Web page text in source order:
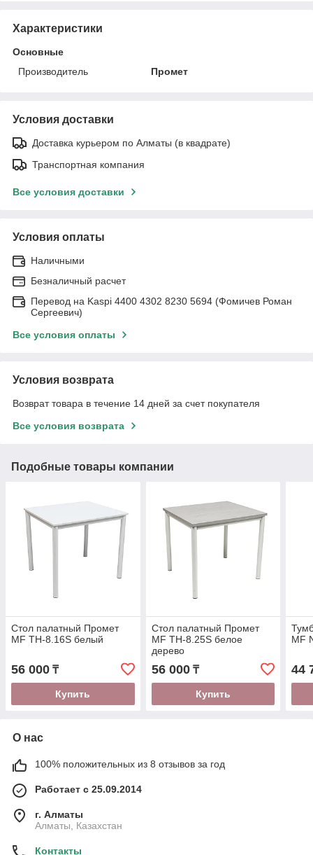
Характеристики
Основные
Производитель
Промет
Условия доставки
Доставка курьером по Алматы (в квадрате)
Транспортная компания
Все условия доставки
Условия оплаты
Наличными
Безналичный расчет
Перевод на Kaspi 4400 4302 8230 5694 (Фомичев Роман
Сергеевич)
Все условия оплаты
Условия возврата
Возврат товара в течение 14 дней за счет покупателя
Все условия возврата
Подобные товары компании
Стол палатный Промет
MF TH-8.16S белый
56 000 ₸
Купить
Стол палатный Промет
MF TH-8.25S белое
дерево
56 000₸
Купить
MF
44
О нас
100% положительных из 8 отзывов за год
Работает с 25.09.2014
г. Алматы
Алматы, Казахстан
Контакты